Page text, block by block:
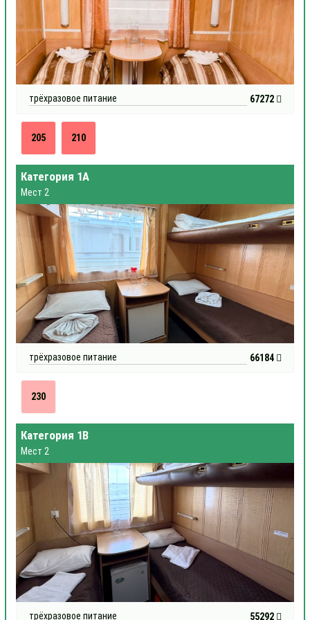
трёхразовое питание 67272
205 210
Категория 1А
Мест 2
трёхразовое питание 66184
230
Категория 1В
Мест 2
трёхразовое питание 55292